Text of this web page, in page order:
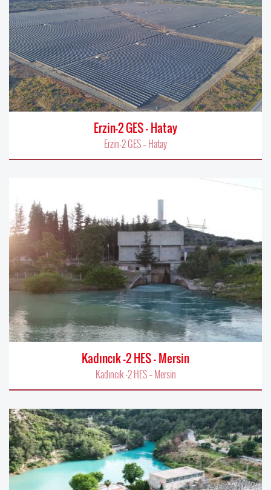
Erzin-2 GES – Hatay
Erzin-2 GES – Hatay
Kadıncık -2 HES – Mersin
Kadıncık -2 HES – Mersin